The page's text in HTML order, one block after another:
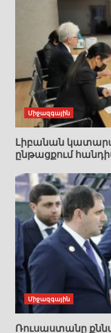
Միջազգային
Լիբանան
ընթացքում
Միջազգային
Ռուսաստանը